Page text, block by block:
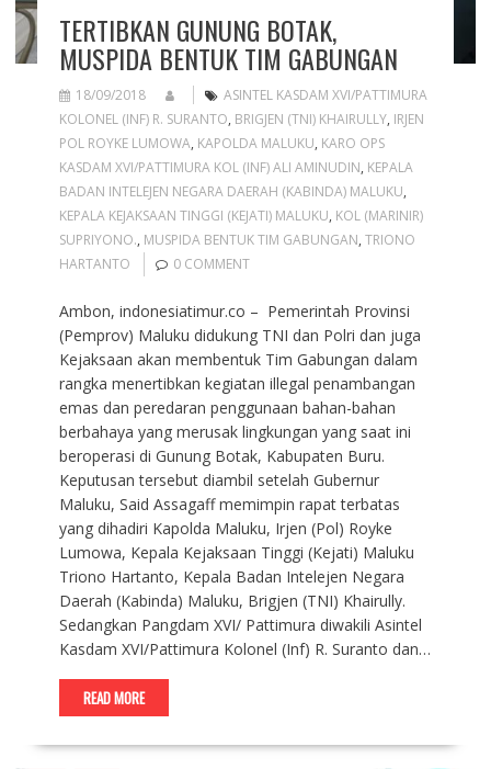
TERTIBKAN GUNUNG BOTAK,
MUSPIDA BENTUK TIM GABUNGAN
18/09/2018
ASINTEL KASDAM XVI/PATTIMURA
KOLONEL (INF) R. SURANTO, BRIGJEN (TNI) KHAIRULLY, IRJEN
POL ROYKE LUMOWA, KAPOLDA MALUKU, KARO OPS
KASDAM XVI/PATTIMURA KOL (INF) ALI AMINUDIN, KEPALA
BADAN INTELEJEN NEGARA DAERAH (KABINDA) MALUKU,
KEPALA KEJAKSAAN TINGGI (KEJATI) MALUKU, KOL (MARINIR)
SUPRIYONO., MUSPIDA BENTUK TIM GABUNGAN, TRIONO
HARTANTO
0 COMMENT
Ambon, indonesiatimur.co – Pemerintah Provinsi
(Pemprov) Maluku didukung TNI dan Polri dan juga
Kejaksaan akan membentuk Tim Gabungan dalam
rangka menertibkan kegiatan illegal penambangan
emas dan peredaran penggunaan bahan-bahan
berbahaya yang merusak lingkungan yang saat ini
beroperasi di Gunung Botak, Kabupaten Buru.
Keputusan tersebut diambil setelah Gubernur
Maluku, Said Assagaff memimpin rapat terbatas
yang dihadiri Kapolda Maluku, Irjen (Pol) Royke
Lumowa, Kepala Kejaksaan Tinggi (Kejati) Maluku
Triono Hartanto, Kepala Badan Intelejen Negara
Daerah (Kabinda) Maluku, Brigjen (TNI) Khairully.
Sedangkan Pangdam XVI/ Pattimura diwakili Asintel
Kasdam XVI/Pattimura Kolonel (Inf) R. Suranto dan…
READ MORE